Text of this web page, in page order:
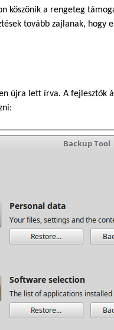
köszönik a rengeteg
tovább zajlanak, hogy
újra lett írva. A fejlesztők